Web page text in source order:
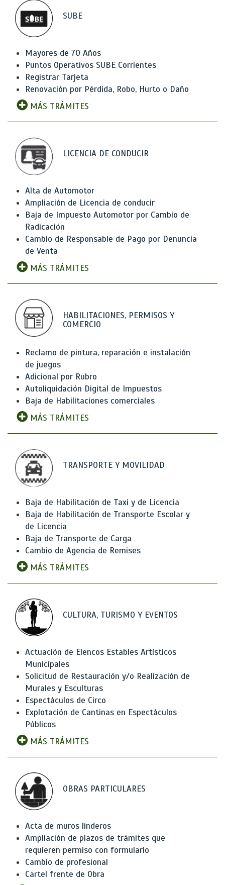
SUBE
Mayores de 70 Años
Puntos Operativos SUBE Corrientes
Registrar Tarjeta
Renovación por Pérdida, Robo, Hurto o Daño
MÁS TRÁMITES
LICENCIA DE CONDUCIR
Alta de Automotor
Ampliación de Licencia de conducir
Baja de Impuesto Automotor por Cambio de
Radicación
Cambio de Responsable de Pago por Denuncia
de Venta
MÁS TRÁMITES
HABILITACIONES, PERMISOS Y
COMERCIO
Reclamo de pintura, reparación e instalación
de juegos
Adicional por Rubro
Autoliquidación Digital de Impuestos
Baja de Habilitaciones comerciales
MÁS TRÁMITES
TRANSPORTE Y MOVILIDAD
Baja de Habilitación de Taxi y de Licencia
Baja de Habilitación de Transporte Escolar y
de Licencia
Baja de Transporte de Carga
Cambio de Agencia de Remises
MÁS TRÁMITES
CULTURA, TURISMO Y EVENTOS
Actuación de Elencos Estables Artísticos
Municipales
Solicitud de Restauración y/o Realización de
Murales y Esculturas
Espectáculos de Circo
Explotación de Cantinas en Espectáculos
Públicos
MÁS TRÁMITES
OBRAS PARTICULARES
Acta de muros linderos
Ampliación de plazos de trámites que
requieren permiso con formulario
Cambio de profesional
Cartel frente de Obra